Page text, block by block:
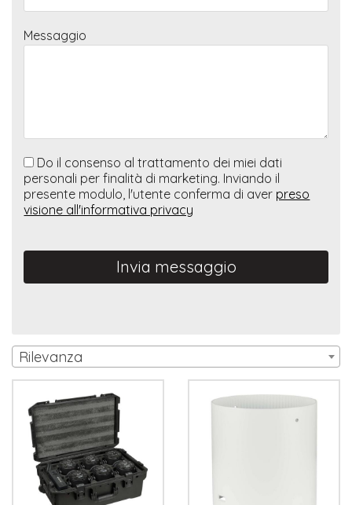
Messaggio
Do il consenso al trattamento dei miei dati
personali per finalità di marketing. Inviando il
presente modulo, l'utente conferma di aver preso
visione all'informativa privacy
Invia messaggio
Rilevanza